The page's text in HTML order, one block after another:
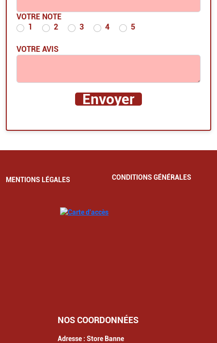
VOTRE NOTE
1
2 3 4 5
VOTRE AVIS
MENTIONS LÉGALES CONDITIONS GÉNÉRALES
NOS COORDONNÉES
Adresse : Store Banne